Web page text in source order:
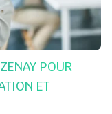
POUR
ET